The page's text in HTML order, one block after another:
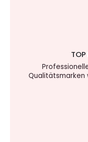
Qualitätsmarken